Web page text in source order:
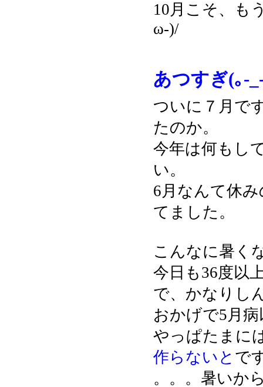
10月こそ、も
ω-)/
あつすぎ(｡-
ついに７月で
たのか。
今年は何もし
い。
6月なんて休
てました。
こんなに暑く
今日も36度以
で、かなりし
おかげで5月
やっぱたまに
作らないと で
。。。暑いか